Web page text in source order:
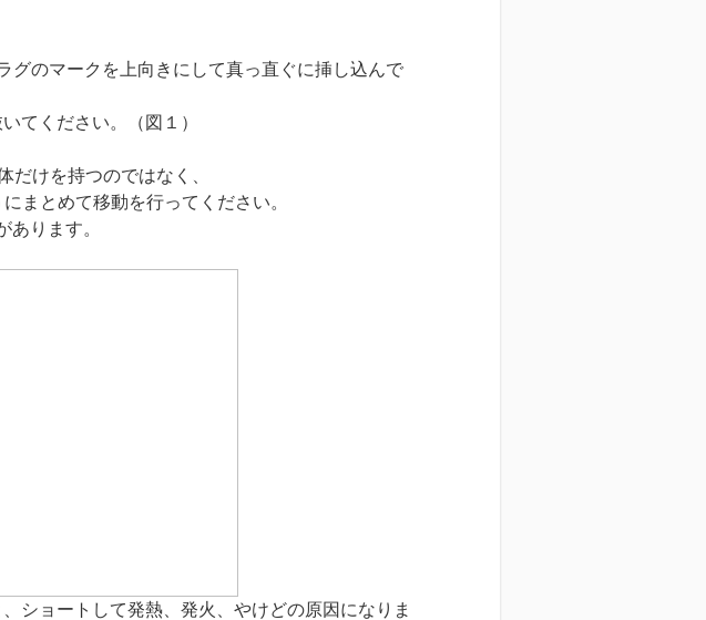
グのマークを上向きにして真っ直ぐに挿し込んで
てください。（図１）
だけを持つのではなく、
まとめて移動を行ってください。
ります。
ショートして発熱、発火、やけどの原因になりま